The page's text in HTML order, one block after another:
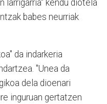
larrigarria" kendu diotela
babes neurriak
da indarkeria
"Unea da
dela dioenari
inguruan gertatzen